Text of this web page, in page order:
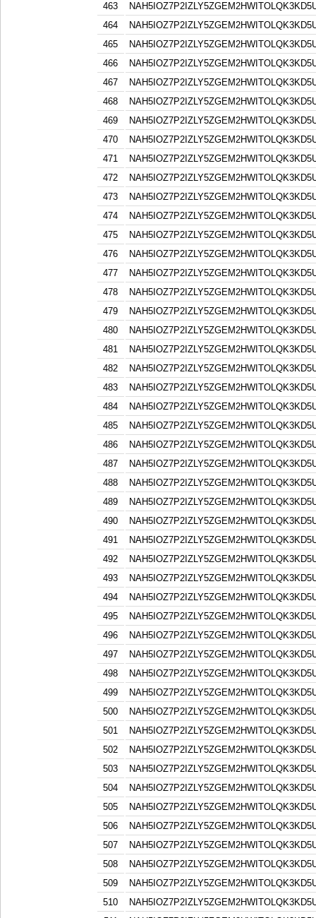
463
464
465
466
467
468
469
470
471
472
473
474
475
476
477
478
479
480
481
482
483
484
485
486
487
488
489
490
491
492
493
494
495
496
497
498
499
500
501
502
503
504
505
506
507
508
509
510